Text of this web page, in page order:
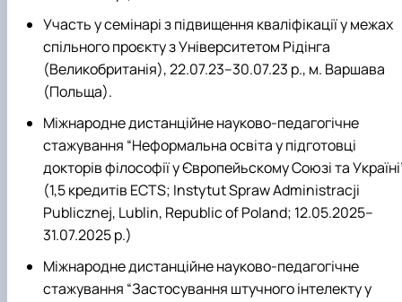
Участь у семінарі з підвищення кваліфікації у межах
спільного проєкту з Університетом Рідінга
(Великобританія), 22.07.23–30.07.23 р., м. Варшава
(Польща).
Міжнародне дистанційне науково-педагогічне
стажування “Неформальна освіта у підготовці
докторів філософії у Європейьскому Союзі та
(1,5 кредитів ECTS; Instytut Spraw Administracji
Publicznej, Lublin, Republic of Poland; 12.05.2025–
31.07.2025 р.)
Міжнародне дистанційне науково-педагогічне
стажування “Застосування штучного інтелекту у